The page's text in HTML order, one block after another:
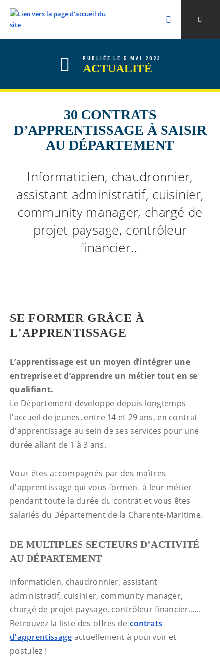
ALLER AU CONTENU
ALLER AU MENU
ALLER À LA RECHERCHE
Rechercher
Valider la
PUBLIÉE LE 5 MAI 2023
ACTUALITÉ
30 CONTRATS
D’APPRENTISSAGE À SAISIR
AU DÉPARTEMENT
Informaticien, chaudronnier,
assistant administratif, cuisinier,
community manager, chargé de
projet paysage, contrôleur
financier...
SE FORMER GRÂCE À
L'APPRENTISSAGE
L’apprentissage est un moyen d’intégrer une
entreprise et d’apprendre un métier tout en se
qualifiant.
Le Département développe depuis longtemps
l'accueil de jeunes, entre 14 et 29 ans, en contrat
d'apprentissage au sein de ses services pour une
durée allant de 1 à 3 ans.
Vous êtes accompagnés par des maîtres
d'apprentissage qui vous forment à leur métier
pendant toute la durée du contrat et vous êtes
salariés du Département de la Charente-Maritime.
DE MULTIPLES SECTEURS D’ACTIVITÉ
AU DÉPARTEMENT
Informaticien, chaudronnier, assistant
administratif, cuisinier, community manager,
chargé de projet paysage, contrôleur financier......
Retrouvez la liste des offres de contrats
d'apprentissage actuellement à pourvoir et
postulez !